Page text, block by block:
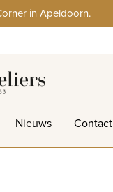
in Apeldoorn.
Nieuws Contact